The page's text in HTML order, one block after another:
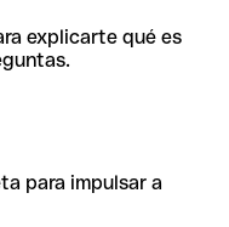
explicarte qué es
para impulsar a